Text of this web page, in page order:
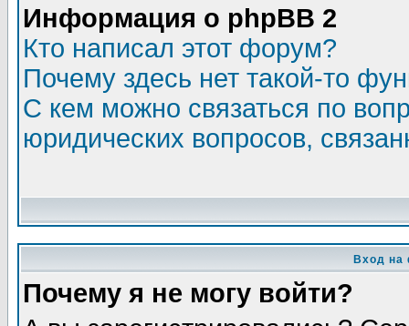
Информация о phpBB 2
Кто написал этот форум?
Почему здесь нет такой-то
С кем можно связаться по
юридических вопросов,
Вход на
Почему я не могу войти?